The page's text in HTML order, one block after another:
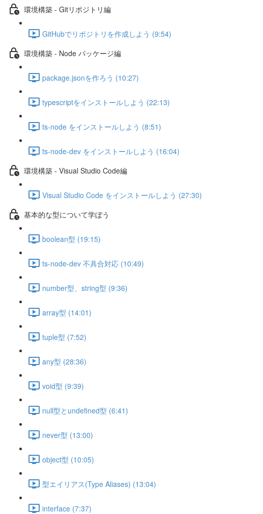
環境構築 - Gitリポジトリ編
GitHubでリポジトリを作成しよう (9:54)
環境構築 - Node パッケージ編
package.jsonを作ろう (10:27)
typescriptをインストールしよう (22:13)
ts-node をインストールしよう (8:51)
ts-node-dev をインストールしよう (16:04)
環境構築 - Visual Studio Code編
Visual Studio Code をインストールしよう (27:30)
基本的な型について学ぼう
boolean型 (19:15)
ts-node-dev 不具合対応 (10:49)
number型、string型 (9:36)
array型 (14:01)
tuple型 (7:52)
any型 (28:36)
void型 (9:39)
null型とundefined型 (6:41)
never型 (13:00)
object型 (10:05)
型エイリアス(Type Aliases) (13:04)
interface (7:37)